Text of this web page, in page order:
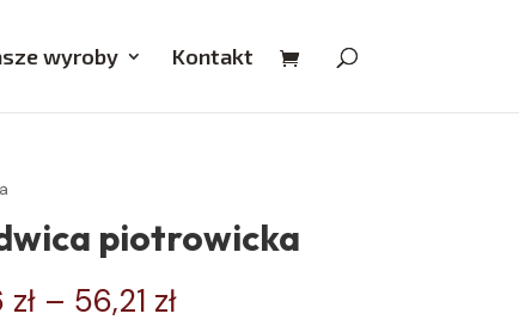
wyroby Kontakt
piotrowicka
zł – 56,21 złZakres